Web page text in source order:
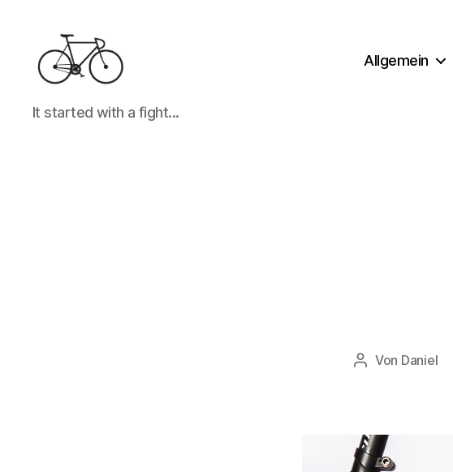
It
started
It started with a fight...
Allgemein
Beitragsautor
Von Daniel